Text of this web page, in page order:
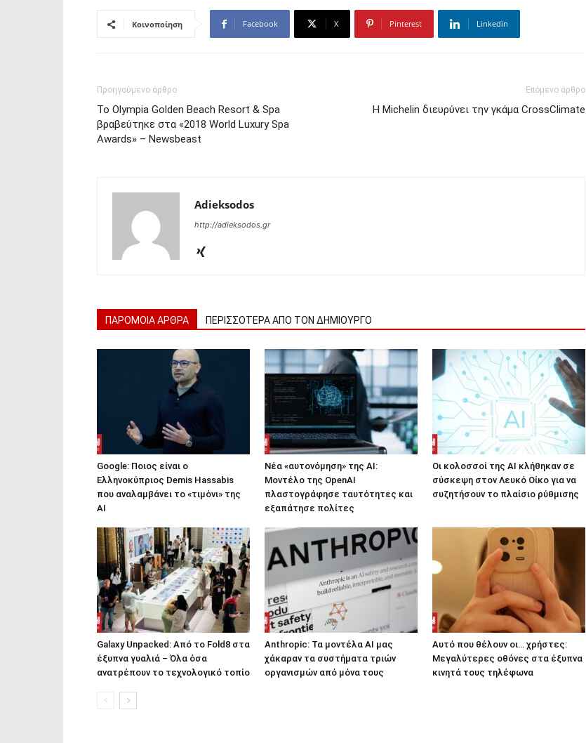
Κοινοποίηση Facebook X Pinterest Linkedin
Προηγούμενο άρθρο
Το Olympia Golden Beach Resort & Spa
βραβεύτηκε στα «2018 World Luxury Spa
Awards» – Newsbeast
Επόμενο άρθρο
Η Michelin διευρύνει την γκάμα CrossClimate
Adieksodos
http://adieksodos.gr
ΠΑΡΟΜΟΙΑ ΑΡΘΡΑ ΠΕΡΙΣΣΟΤΕΡΑ ΑΠΟ ΤΟΝ ΔΗΜΙΟΥΡΓΟ
Google: Ποιος είναι ο
Ελληνοκύπριος Demis Hassabis
που αναλαμβάνει το «τιμόνι» της
ΑΙ
Νέα «αυτονόμηση» της AI:
Μοντέλο της OpenAI
πλαστογράφησε ταυτότητες και
εξαπάτησε πολίτες
Οι κολοσσοί της ΑΙ κλήθηκαν σε
σύσκεψη στον Λευκό Οίκο για να
συζητήσουν το πλαίσιο ρύθμισης
Galaxy Unpacked: Από το Fold8 στα
έξυπνα γυαλιά – Όλα όσα
ανατρέπουν το τεχνολογικό τοπίο
Anthropic: Τα μοντέλα AI μας
χάκαραν τα συστήματα τριών
οργανισμών από μόνα τους
Αυτό που θέλουν οι… χρήστες:
Μεγαλύτερες οθόνες στα έξυπνα
κινητά τους τηλέφωνα